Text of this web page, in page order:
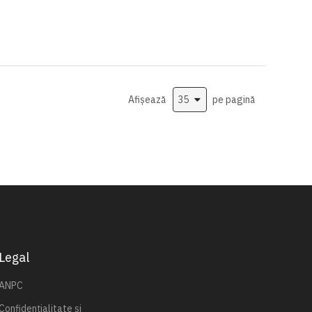
Afișează
pe pagină
Legal
Confidențialitate și